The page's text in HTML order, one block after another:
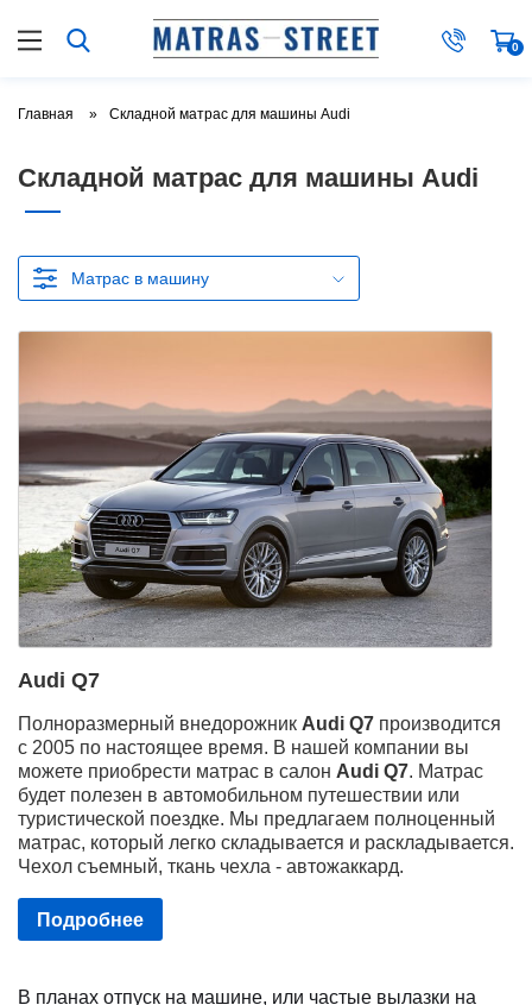
0
Главная Складной матрас для машины Audi
Складной матрас для машины Audi
Матрас в машину
Audi Q7
Полноразмерный внедорожник Audi Q7 производится
с 2005 по настоящее время. В нашей компании вы
можете приобрести матрас в салон Audi Q7. Матрас
будет полезен в автомобильном путешествии или
туристической поездке. Мы предлагаем полноценный
матрас, который легко складывается и раскладывается.
Чехол съемный, ткань чехла - автожаккард.
Подробнее
В планах отпуск на машине, или частые вылазки на